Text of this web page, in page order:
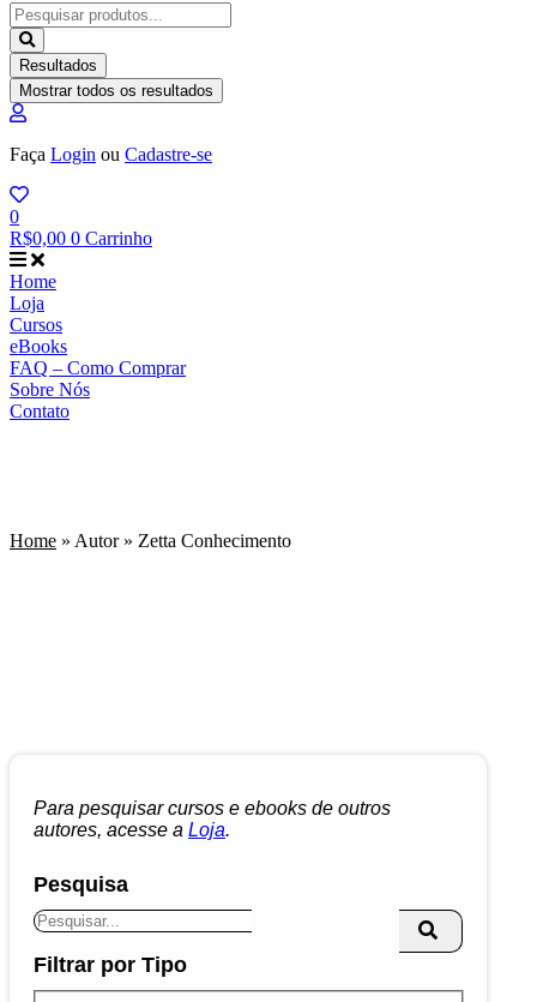
Pesquisar
...
Resultados
Mostrar todos os resultados
Faça Login ou Cadastre-se
0
R$0,00 0 Carrinho
Home
Loja
Cursos
eBooks
FAQ – Como Comprar
Sobre Nós
Contato
Home » Autor» Zetta Conhecimento
Para pesquisar cursos e ebooks de outros
autores, acesse a Loja.
Pesquisa
Filtrar por Tipo